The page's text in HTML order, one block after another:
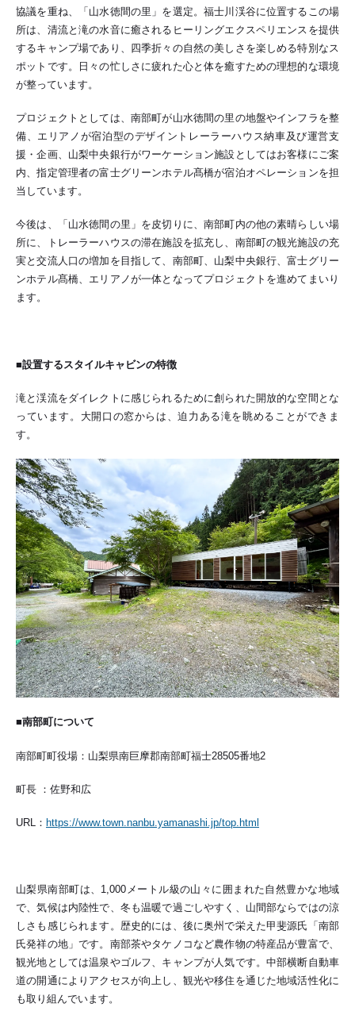
協議を重ね、「山水徳間の里」を選定。福士川渓谷に位置するこの場
所は、清流と滝の水音に癒されるヒーリングエクスペリエンスを提供
するキャンプ場であり、四季折々の自然の美しさを楽しめる特別なス
ポットです。日々の忙しさに疲れた心と体を癒すための理想的な環境
が整っています。
プロジェクトとしては、南部町が山水徳間の里の地盤やインフラを整
備、エリアノが宿泊型のデザイントレーラーハウス納車及び運営支
援・企画、山梨中央銀行がワーケーション施設としてはお客様にご案
内、指定管理者の富士グリーンホテル髙橋が宿泊オペレーションを担
当しています。
今後は、「山水徳間の里」を皮切りに、南部町内の他の素晴らしい場
所に、トレーラーハウスの滞在施設を拡充し、南部町の観光施設の充
実と交流人口の増加を目指して、南部町、山梨中央銀行、富士グリー
ンホテル髙橋、エリアノが一体となってプロジェクトを進めてまいり
ます。
■設置するスタイルキャビンの特徴
滝と渓流をダイレクトに感じられるために創られた開放的な空間とな
っています。大開口の窓からは、迫力ある滝を眺めることができま
す。
■南部町について
南部町町役場：山梨県南巨摩郡南部町福士28505番地2
町長 ：佐野和広
URL： https://www.town.nanbu.yamanashi.jp/top.html
山梨県南部町は、1,000メートル級の山々に囲まれた自然豊かな地域
で、気候は内陸性で、冬も温暖で過ごしやすく、山間部ならではの涼
しさも感じられます。歴史的には、後に奥州で栄えた甲斐源氏「南部
氏発祥の地」です。南部茶やタケノコなど農作物の特産品が豊富で、
観光地としては温泉やゴルフ、キャンプが人気です。中部横断自動車
道の開通によりアクセスが向上し、観光や移住を通じた地域活性化に
も取り組んでいます。